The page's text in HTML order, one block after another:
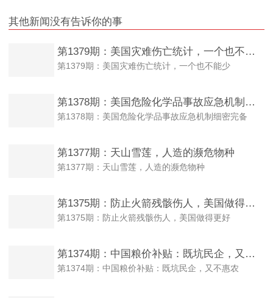
其他新闻没有告诉你的事
第1379期：美国灾难伤亡统计，一个也不能少
第1379期：美国灾难伤亡统计，一个也不能少
第1378期：美国危险化学品事故应急机制细密完备
第1378期：美国危险化学品事故应急机制细密完备
第1377期：天山雪莲，人造的濒危物种
第1377期：天山雪莲，人造的濒危物种
第1375期：防止火箭残骸伤人，美国做得更好
第1375期：防止火箭残骸伤人，美国做得更好
第1374期：中国粮价补贴：既坑民企，又不惠农
第1374期：中国粮价补贴：既坑民企，又不惠农